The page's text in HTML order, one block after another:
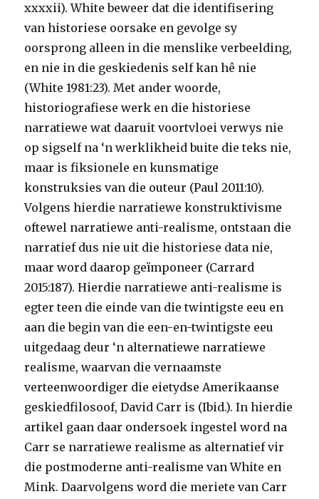
xxxxii). White beweer dat die identifisering
van historiese oorsake en gevolge sy
oorsprong alleen in die menslike verbeelding,
en nie in die geskiedenis self kan hê nie
(White 1981:23). Met ander woorde,
historiografiese werk en die historiese
narratiewe wat daaruit voortvloei verwys nie
op sigself na ‘n werklikheid buite die teks nie,
maar is fiksionele en kunsmatige
konstruksies van die outeur (Paul 2011:10).
Volgens hierdie narratiewe konstruktivisme
oftewel narratiewe anti-realisme, ontstaan die
narratief dus nie uit die historiese data nie,
maar word daarop geïmponeer (Carrard
2015:187). Hierdie narratiewe anti-realisme is
egter teen die einde van die twintigste eeu en
aan die begin van die een-en-twintigste eeu
uitgedaag deur ‘n alternatiewe narratiewe
realisme, waarvan die vernaamste
verteenwoordiger die eietydse Amerikaanse
geskiedfilosoof, David Carr is (Ibid.). In hierdie
artikel gaan daar ondersoek ingestel word na
Carr se narratiewe realisme as alternatief vir
die postmoderne anti-realisme van White en
Mink. Daarvolgens word die meriete van Carr